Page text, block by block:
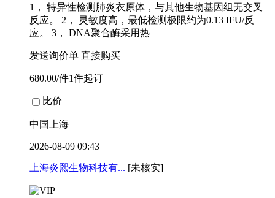
1， 特异性检测肺炎衣原体，与其他生物基因组无交叉
反应。 2， 灵敏度高，最低检测极限约为0.13 IFU/反
应。 3， DNA聚合酶采用热
发送询价单 直接购买
680.00/件1件起订
比价
中国上海
2026-08-09 09:43
上海炎熙生物科技有... [未核实]